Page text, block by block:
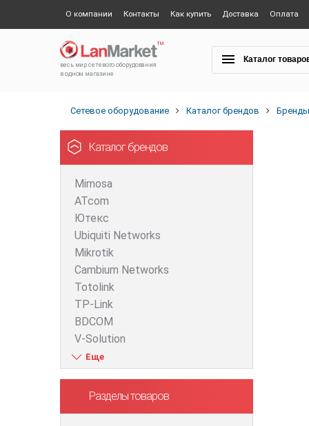
О компании Контакты Как купить Доставка Оплата
весь мир сетевого оборудования
в одном магазине
Каталог
Сетевое оборудование Каталог брендов Бренды
Каталог брендов
Mimosa
ATcom
Ютекс
Ubiquiti Networks
Mikrotik
Cambium Networks
Totolink
TP-Link
BDCOM
V-Solution
ZTE
D-Link
Huawei
Разделы товаров